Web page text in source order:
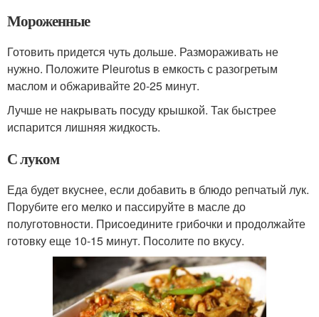
Мороженные
Готовить придется чуть дольше. Размораживать не
нужно. Положите Pleurotus в емкость с разогретым
маслом и обжаривайте 20-25 минут.
Лучше не накрывать посуду крышкой. Так быстрее
испарится лишняя жидкость.
С луком
Еда будет вкуснее, если добавить в блюдо репчатый лук.
Порубите его мелко и пассируйте в масле до
полуготовности. Присоедините грибочки и продолжайте
готовку еще 10-15 минут. Посолите по вкусу.